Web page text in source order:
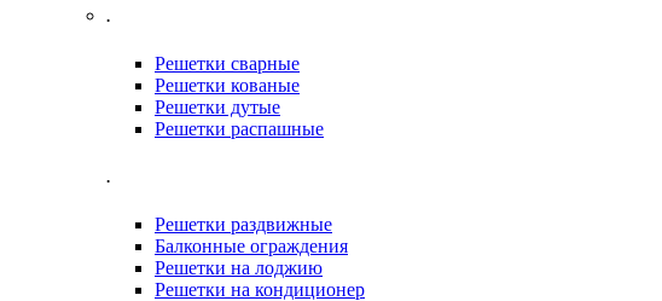
.
Решетки сварные
Решетки кованые
Решетки дутые
Решетки распашные
.
Решетки раздвижные
Балконные ограждения
Решетки на лоджию
Решетки на кондиционер